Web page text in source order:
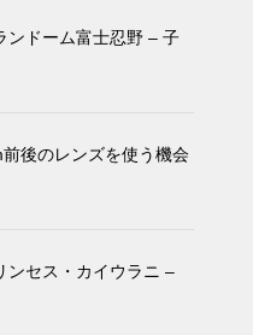
ンドーム富士忍野 – 子
後のレンズを使う機会
ンセス・カイウラニ –